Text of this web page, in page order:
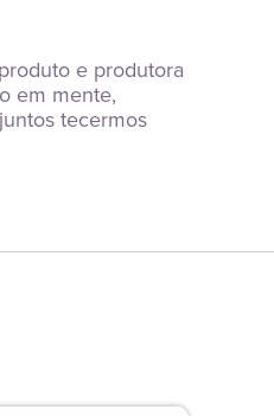
e produtora
em mente,
tecermos